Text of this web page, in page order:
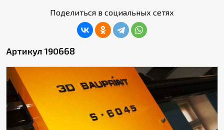
Поделиться в социальных сетях
Артикул 190668